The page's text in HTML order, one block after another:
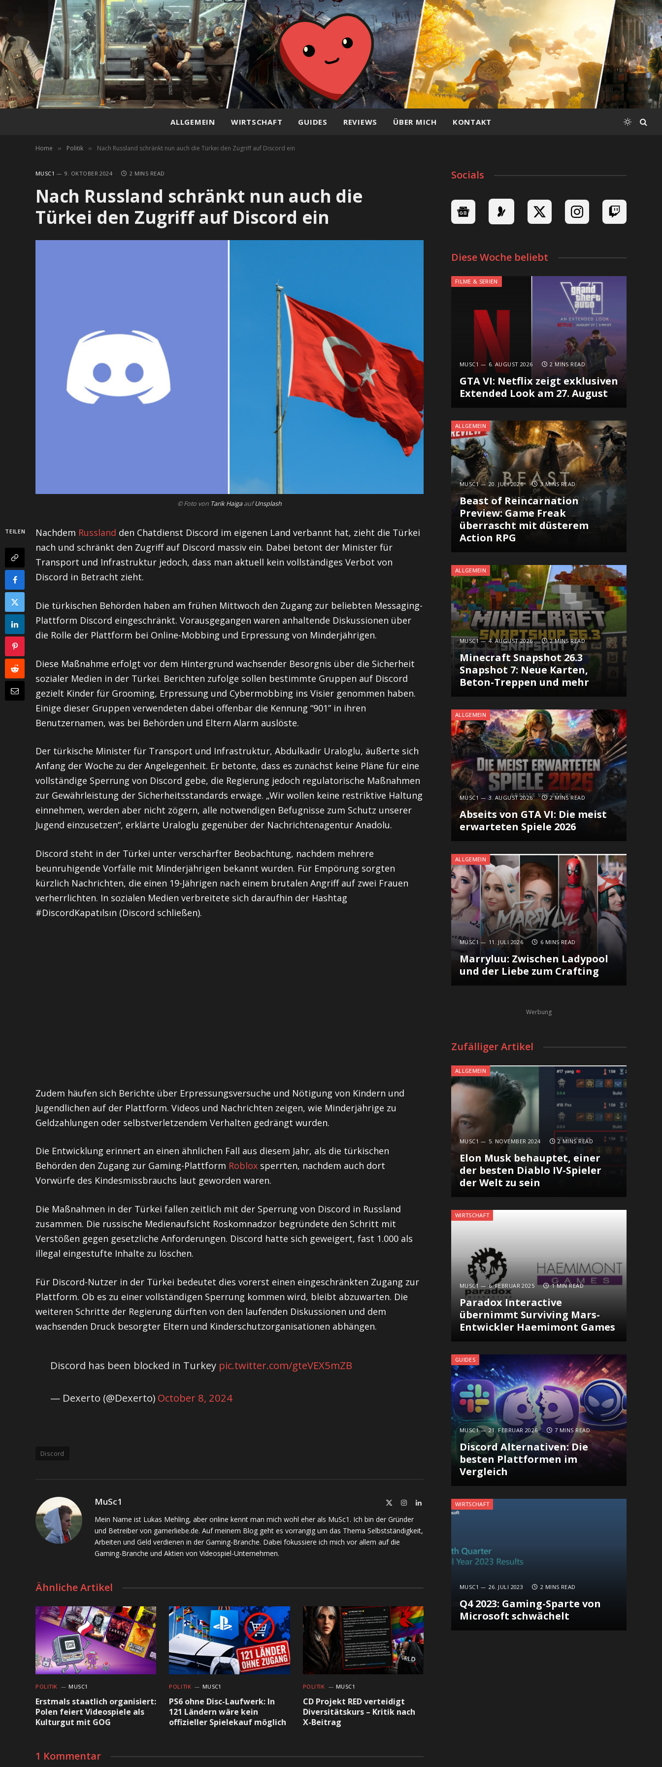
ALLGEMEIN WIRTSCHAFT GUIDES REVIEWS ÜBER MICH KONTAKT
Home » Politik » Nach Russland schränkt nun auch die Türkei den Zugriff auf Discord ein
MUSC1 9. OKTOBER 2024 2 MINS READ
Nach Russland schränkt nun auch die
Türkei den Zugriff auf Discord ein
© Foto von Tarik HaigaaufUnsplash
TEILEN Nachdem Russland den Chatdienst Discord im eigenen Land verbannt hat, zieht die Türkei
nach und schränkt den Zugriff auf Discord massiv ein. Dabei betont der Minister für
Transport und Infrastruktur jedoch, dass man aktuell kein vollständiges Verbot von
Discord in Betracht zieht.
Die türkischen Behörden haben am frühen Mittwoch den Zugang zur beliebten Messaging-
Plattform Discord eingeschränkt. Vorausgegangen waren anhaltende Diskussionen über
die Rolle der Plattform bei Online-Mobbing und Erpressung von Minderjährigen.
Diese Maßnahme erfolgt vor dem Hintergrund wachsender Besorgnis über die Sicherheit
sozialer Medien in der Türkei. Berichten zufolge sollen bestimmte Gruppen auf Discord
gezielt Kinder für Grooming, Erpressung und Cybermobbing ins Visier genommen haben.
Einige dieser Gruppen verwendeten dabei offenbar die Kennung “901” in ihren
Benutzernamen, was bei Behörden und Eltern Alarm auslöste.
Der türkische Minister für Transport und Infrastruktur, Abdulkadir Uraloglu, äußerte sich
Anfang der Woche zu der Angelegenheit. Er betonte, dass es zunächst keine Pläne für eine
vollständige Sperrung von Discord gebe, die Regierung jedoch regulatorische Maßnahmen
zur Gewährleistung der Sicherheitsstandards erwäge. „Wir wollen keine restriktive Haltung
einnehmen, werden aber nicht zögern, alle notwendigen Befugnisse zum Schutz unserer
Jugend einzusetzen“, erklärte Uraloglu gegenüber der Nachrichtenagentur Anadolu.
Discord steht in der Türkei unter verschärfter Beobachtung, nachdem mehrere
beunruhigende Vorfälle mit Minderjährigen bekannt wurden. Für Empörung sorgten
kürzlich Nachrichten, die einen 19-Jährigen nach einem brutalen Angriff auf zwei Frauen
verherrlichten. In sozialen Medien verbreitete sich daraufhin der Hashtag
#DiscordKapatılsın (Discord schließen).
Zudem häufen sich Berichte über Erpressungsversuche und Nötigung von Kindern und
Jugendlichen auf der Plattform. Videos und Nachrichten zeigen, wie Minderjährige zu
Geldzahlungen oder selbstverletzendem Verhalten gedrängt wurden.
Die Entwicklung erinnert an einen ähnlichen Fall aus diesem Jahr, als die türkischen
Behörden den Zugang zur Gaming-Plattform Roblox sperrten, nachdem auch dort
Vorwürfe des Kindesmissbrauchs laut geworden waren.
Die Maßnahmen in der Türkei fallen zeitlich mit der Sperrung von Discord in Russland
zusammen. Die russische Medienaufsicht Roskomnadzor begründete den Schritt mit
Verstößen gegen gesetzliche Anforderungen. Discord hatte sich geweigert, fast 1.000 als
illegal eingestufte Inhalte zu löschen.
Für Discord-Nutzer in der Türkei bedeutet dies vorerst einen eingeschränkten Zugang zur
Plattform. Ob es zu einer vollständigen Sperrung kommen wird, bleibt abzuwarten. Die
weiteren Schritte der Regierung dürften von den laufenden Diskussionen und dem
wachsenden Druck besorgter Eltern und Kinderschutzorganisationen abhängen.
Discord has been blocked in Turkey pic.twitter.com/gteVEX5mZB
— Dexerto (@Dexerto) October 8, 2024
Discord
MuSc1 InstagramLinkedIn
Mein Name ist Lukas Mehling, aber online kennt man mich wohl eher als MuSc1. Ich bin der Gründer
und Betreiber von gamerliebe.de. Auf meinem Blog geht es vorrangig um das Thema Selbstständigkeit,
Arbeiten und Geld verdienen in der Gaming-Branche. Dabei fokussiere ich mich vor allem auf die
Gaming-Branche und Aktien von Videospiel-Unternehmen.
Ähnliche Artikel
POLITIK MUSC1
Erstmals staatlich organisiert:
Polen feiert Videospiele als
Kulturgut mit GOG
POLITIK MUSC1
PS6 ohne Disc-Laufwerk: In
121 Ländern wäre kein
offizieller Spielekauf möglich
POLITIK MUSC1
CD Projekt RED verteidigt
Diversitätskurs – Kritik nach
X-Beitrag
1 Kommentar
Socials
Diese Woche beliebt
FILME & SERIEN
MUSC1 6. AUGUST 2026 2 MINS READ
GTA VI: Netflix zeigt exklusiven
Extended Look am 27. August
ALLGEMEIN
MUSC1 20. JULI 2026 3 MINS READ
Beast of Reincarnation
Preview: Game Freak
überrascht mit düsterem
Action RPG
ALLGEMEIN
MUSC1 4. AUGUST 2026 2 MINS READ
Minecraft Snapshot 26.3
Snapshot 7: Neue Karten,
Beton-Treppen und mehr
ALLGEMEIN
MUSC1 3. AUGUST 2026 2 MINS READ
Abseits von GTA VI: Die meist
erwarteten Spiele 2026
ALLGEMEIN
MUSC1 11. JULI 2026 6 MINS READ
Marryluu: Zwischen Ladypool
und der Liebe zum Crafting
Werbung
Zufälliger Artikel
ALLGEMEIN
MUSC1 5. NOVEMBER 2024 2 MINS READ
Elon Musk behauptet, einer
der besten Diablo IV-Spieler
der Welt zu sein
WIRTSCHAFT
MUSC1 6. FEBRUAR 2025 1 MIN READ
Paradox Interactive
übernimmt Surviving Mars-
Entwickler Haemimont Games
GUIDES
MUSC1 21. FEBRUAR 2026 7 MINS READ
Discord Alternativen: Die
besten Plattformen im
Vergleich
WIRTSCHAFT
MUSC1 26. JULI 2023 2 MINS READ
Q4 2023: Gaming-Sparte von
Microsoft schwächelt